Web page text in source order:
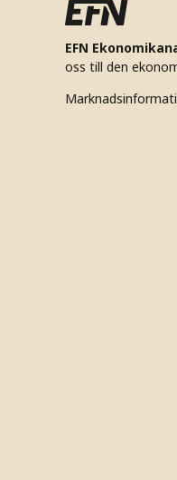
EFN
oss till den